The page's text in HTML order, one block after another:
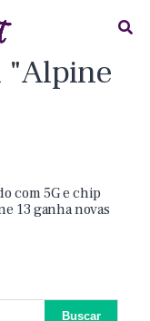
"Alpine
com 5G e chip
13 ganha novas